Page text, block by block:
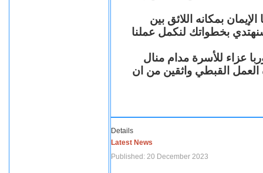
بمكانه اللائق بين
بخطواتك لنكمل عملنا
عزاء للأسرة مدام منال
العمل القبطي واثقين من ان
Details
Latest News
Published: 20 December 2023